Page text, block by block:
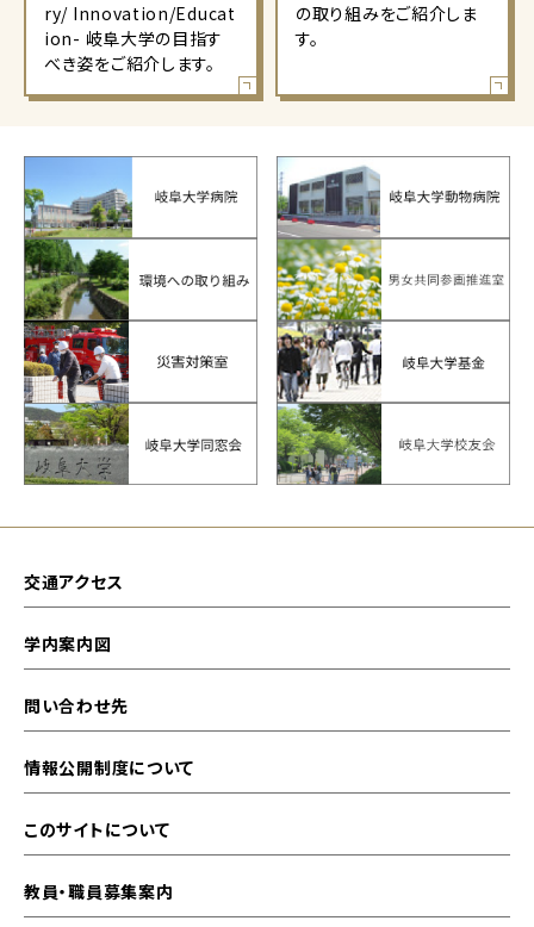
ry/ Innovation/Educat
ion- 岐阜大学の目指す
べき姿をご紹介します。
の取り組みをご紹介しま
す。
交通アクセス
学内案内図
問い合わせ先
情報公開制度について
このサイトについて
教員・職員募集案内